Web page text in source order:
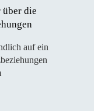
die
auf ein